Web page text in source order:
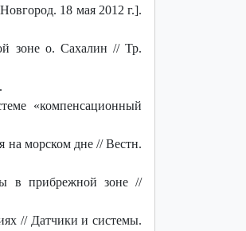
18 мая 2012 г.].
зоне о. Сахалин // Тр.
«компенсационный
на морском дне // Вестн.
в прибрежной зоне //
// Датчики и системы.